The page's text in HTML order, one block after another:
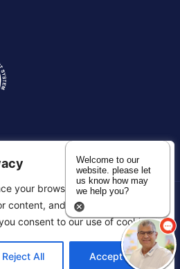
your browsing experience,
content, and analyze our traffic.
consent to our use of cookies.
Reject All Accept All
Products. Alle Rechte vorbehalten.
Erklärung zur Zugänglichkeit
Inhaltsverzeichnis
Welcome to our
website. please let
us know how may
we help you?